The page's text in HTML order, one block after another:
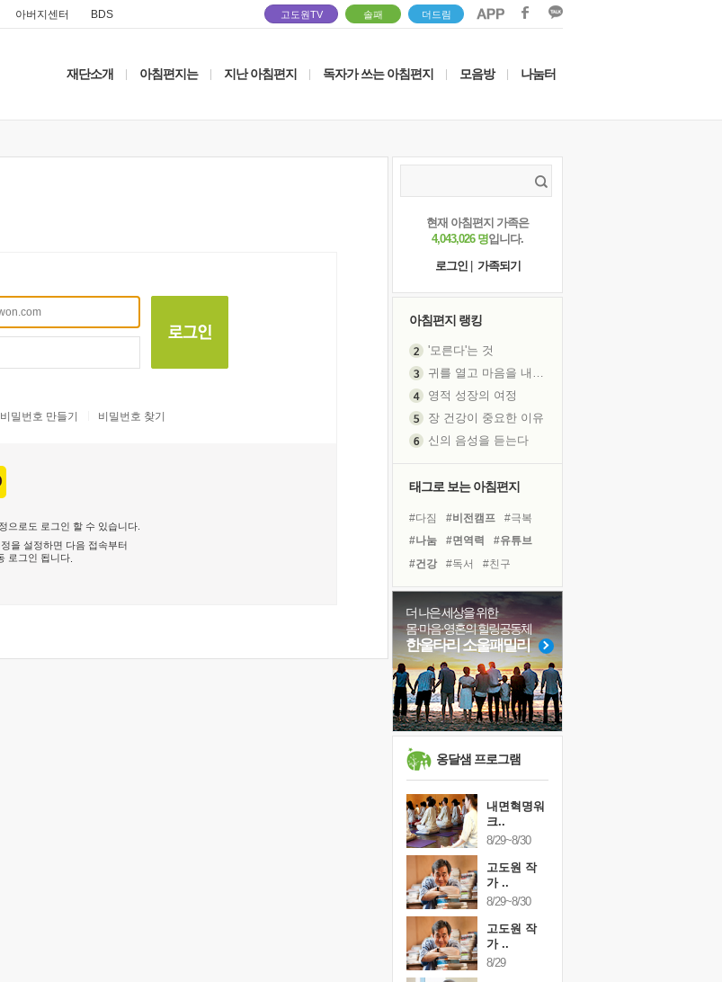
아버지센터 BDS 고도원TV 솔패 더드림
재단소개 아침편지는 지난 아침편지 독자가 쓰는 아침편지 모음방 나눔터
비밀번호 만들기 비밀번호 찾기
으로도 로그인 할 수 있습니다.
을 설정하면 다음 접속부터
로그인 됩니다
현재 아침편지 가족은
4,043,026 명입니다.
로그인
가족되기
아침편지 랭킹
'모른다'는 것
영적 성장의 여정
장 건강이 중요한 이유
신의 음성을 듣는다
극과 극의 양 끝단
피해 갈 수 없는 사건들
처음 손을 잡았던 날
꿈이 실제가 되는 것
'말 타는 법'을 먼저
졸업식 사진을 보며
극심한 변비, 어깨결림, 수면 장애
아픈 아버지를 위한 공간 설계
슬럼프
보고 싶은 어머니
유년 시절의 부산 영도 바다
못된 꼰대들
'모른다'는 것
태그로 보는 아침편지
#다짐 #비전캠프
#극복
#나눔
#면역력
#유튜브
#건강
#독서
#친구
#독서캠프
#위기
#링컨학교
#경험
#희망
#계획
#삶
#바이러스
#선택
#도움
#명상
#사람
#힐링
더 나은 세상을 위한
몸·마음·영혼의 힐링공동체
한울타리 소울패밀리
옹달샘 프로그램
내면혁명워
크..
8/29~8/30
고도원 작
가 ..
8/29~8/30
고도원 작
가 ..
8/29